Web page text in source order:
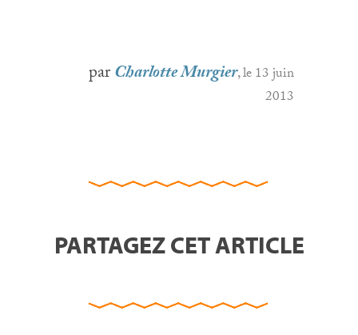
parCharlotte Murgier, le 13 juin
2013
PARTAGEZ CET ARTICLE